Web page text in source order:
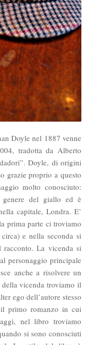
Doyle nel 1887 venne
tradotta da Alberto
Doyle, di origini
grazie proprio a questo
molto conosciuto:
del giallo ed è
capitale, Londra. E’
prima parte ci troviamo
e nella seconda si
La vicenda si
personaggio principale
anche a risolvere un
vicenda troviamo il
ego dell’autore stesso
primo romanzo in cui
nel libro troviamo
si sono conosciuti